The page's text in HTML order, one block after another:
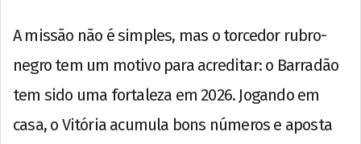
A missão não é simples, mas o torcedor rubro-
negro tem um motivo para acreditar: o Barradão
tem sido uma fortaleza em 2026. Jogando em
casa, o Vitória acumula bons números e aposta